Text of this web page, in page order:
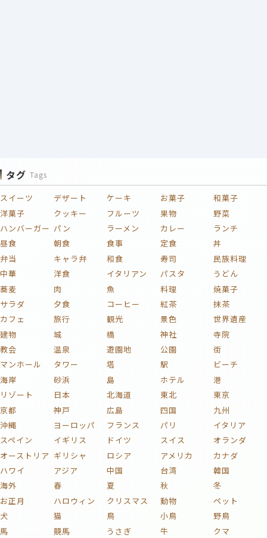
タグ Tags
スイーツ デザート ケーキ お菓子
和菓子
洋菓子
クッキー フルーツ 果物
野菜
ハンバーガー パン ラーメン カレー
ランチ
昼食
朝食 食事 定食
丼
弁当
キャラ弁 和食 寿司
民族料理
中華
洋食 イタリアン パスタ
うどん
蕎麦
肉 魚 料理
焼菓子
サラダ
夕食 コーヒー 紅茶
抹茶
カフェ
旅行 観光 景色
世界遺産
建物
城 橋 神社
寺院
教会
温泉 遊園地 公園
街
マンホール
タワー 塔 駅
ビーチ
海岸
砂浜 島 ホテル
港
リゾート
日本 北海道 東北
東京
京都
神戸 広島 四国
九州
沖縄
ヨーロッパ フランス パリ
イタリア
スペイン
イギリス ドイツ スイス
オランダ
オーストリア ギリシャ ロシア アメリカ
カナダ
ハワイ
アジア 中国 台湾
韓国
海外
春 夏 秋
冬
お正月
ハロウィン クリスマス 動物
ペット
犬
猫 鳥 小鳥
野鳥
馬
競馬 うさぎ 牛
クマ